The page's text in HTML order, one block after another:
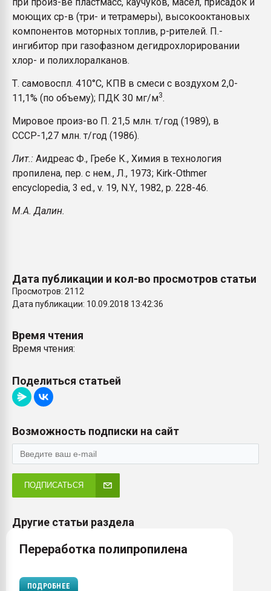
моющих ср-в (три- и тетрамеры), высокооктановых
компонентов моторных топлив, р-рителей. П.-
ингибитор при газофазном дегидрохлорировании
хлор- и полихлоралканов.
Т. самовоспл. 410°С, КПВ в смеси с воздухом 2,0-
11,1% (по объему); ПДК 30 мг/м3.
Мировое произ-во П. 21,5 млн. т/год (1989), в
СССР-1,27 млн. т/год (1986).
Лит.: Аидреас Ф., Гребе К., Химия в технология
пропилена, пер. с нем., Л., 1973; Kirk-Othmer
encyclopedia, 3 ed., v. 19, N.Y., 1982, p. 228-46.
M.A. Далин.
Дата публикации и кол-во просмотров статьи
Просмотров: 2112
Дата публикации: 10.09.2018 13:42:36
Время чтения
Время чтения:
Поделиться статьей
Возможность подписки на сайт
ПОДПИСАТЬСЯ
Другие статьи раздела
Переработка полипропилена
ПОДРОБНЕЕ